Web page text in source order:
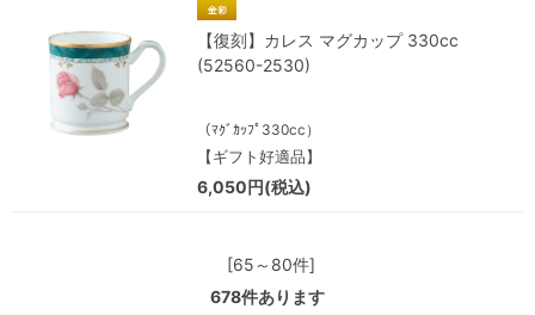
【復刻】カレス マグカップ 330cc
(52560-2530)
（ﾏｸﾞｶｯﾌﾟ330cc）
【ギフト好適品】
6,050円(税込)
[65～80件]
678件あります